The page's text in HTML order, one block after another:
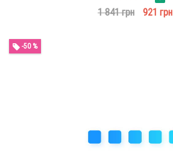
1 841 грн 921 грн
-50 %